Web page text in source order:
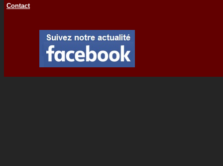
Contact